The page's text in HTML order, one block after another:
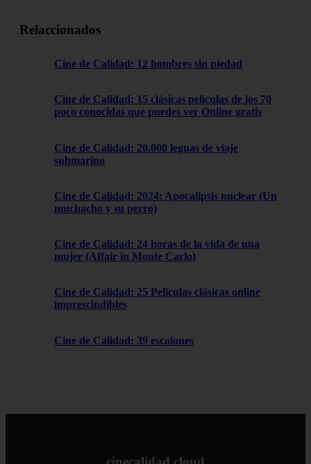
Relaccionados
Cine de Calidad: 12 hombres sin piedad
Cine de Calidad: 15 clásicas películas de los 70
poco conocidas que puedes ver Online gratis
Cine de Calidad: 20.000 leguas de viaje
submarino
Cine de Calidad: 2024: Apocalipsis nuclear (Un
muchacho y su perro)
Cine de Calidad: 24 horas de la vida de una
mujer (Affair in Monte Carlo)
Cine de Calidad: 25 Películas clásicas online
imprescindibles
Cine de Calidad: 39 escalones